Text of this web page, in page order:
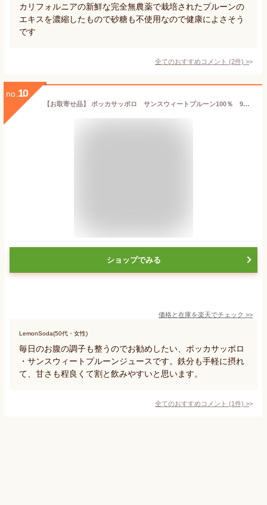
カリフォルニアの新鮮な完全無農薬で栽培されたプルーンの
エキスを濃縮したもので砂糖も不使用なので健康によさそう
です
全てのおすすめコメント (2件) >
no. 10
【お取寄せ品】 ポッカサッポロ サンスウィートプルーン100％ 900ml ペットボトル 1本
ショップでみる
価格と在庫を楽天でチェック >>
LemonSoda(50代・女性)
毎日のお腹の調子も整うのでお勧めしたい、ポッカサッポロ
・サンスウィートプルーンジュースです。鉄分も手軽に摂れ
て、甘さも程良くて割と飲みやすいと思います。
全てのおすすめコメント (1件) >